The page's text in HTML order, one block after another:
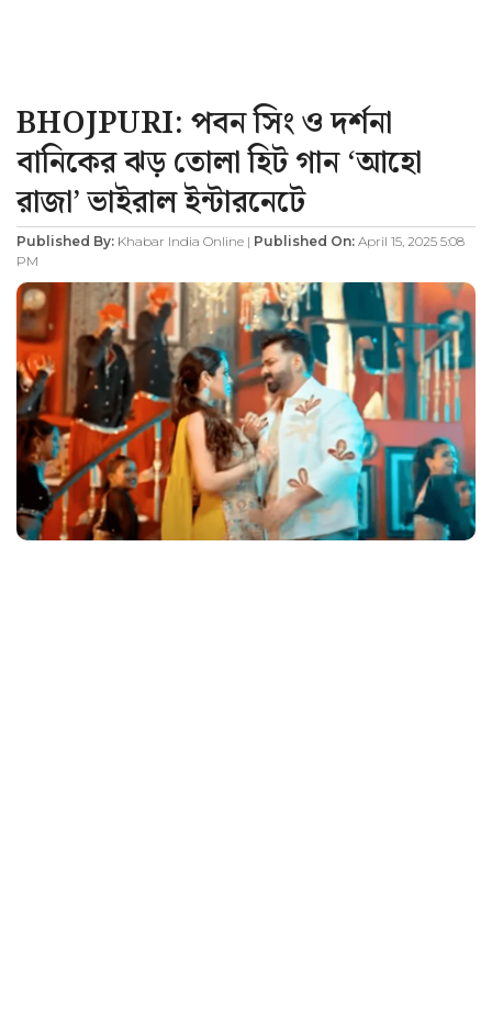
BHOJPURI: পবন সিং ও দর্শনা
বানিকের ঝড় তোলা হিট গান ‘আহো
রাজা’ ভাইরাল ইন্টারনেটে
Published By: Khabar India Online | Published On: April 15, 2025 5:08
PM